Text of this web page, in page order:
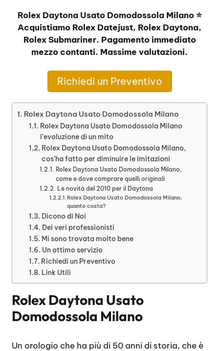
Rolex Daytona Usato Domodossola Milano ⭐
Acquistiamo Rolex Datejust, Rolex Daytona,
Rolex Submariner. Pagamento immediato
mezzo contanti. Massime valutazioni.
Richiedi un Preventivo
Rolex Daytona Usato Domodossola Milano
Rolex Daytona Usato Domodossola Milano
l’evoluzione di un mito
Rolex Daytona Usato Domodossola Milano,
cos’ha fatto per diminuire le imitazioni
Rolex Daytona Usato Domodossola Milano,
come e dove comprare quelli originali
Le novità del 2010 per il Daytona
Rolex Daytona Usato Domodossola Milano,
quanto costa?
Dicono di Noi
Dei veri professionisti
Mi sono trovata molto bene
Un ottimo servizio
Richiedi un Preventivo
Link Utili
Rolex Daytona Usato
Domodossola Milano
Un orologio che ha più di 50 anni di storia, che è